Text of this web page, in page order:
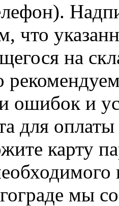
что
на
ошибок и
для
карту
мы